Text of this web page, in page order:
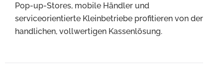
Pop-up-Stores, mobile Händler und
serviceorientierte Kleinbetriebe profitieren von der
handlichen, vollwertigen Kassenlösung.